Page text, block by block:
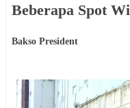
Beberapa Spot
Bakso President